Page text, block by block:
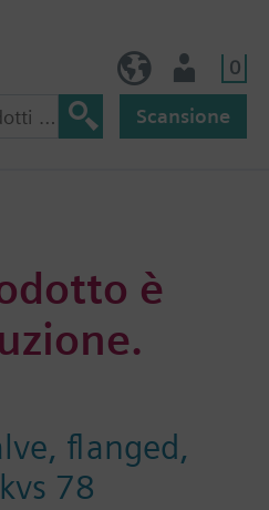
0
Scansione
è
flanged,
78